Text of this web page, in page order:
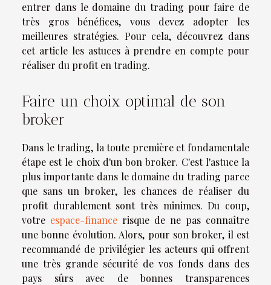
entrer dans le domaine du trading pour faire de
très gros bénéfices, vous devez adopter les
meilleures stratégies. Pour cela, découvrez dans
cet article les astuces à prendre en compte pour
réaliser du profit en trading.
Faire un choix optimal de son
broker
Dans le trading, la toute première et fondamentale
étape est le choix d'un bon broker. C'est l'astuce la
plus importante dans le domaine du trading parce
que sans un broker, les chances de réaliser du
profit durablement sont très minimes. Du coup,
votre espace-finance risque de ne pas connaître
une bonne évolution. Alors, pour son broker, il est
recommandé de privilégier les acteurs qui offrent
une très grande sécurité de vos fonds dans des
pays sûrs avec de bonnes transparences